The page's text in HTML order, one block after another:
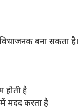
बना सकता है।
होती है
मदद करता है